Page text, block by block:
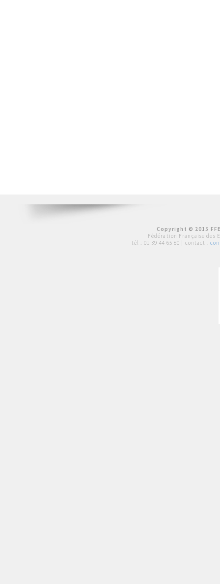
Copyright © 2015
Fédération Française des
tél : 01 39 44 65 80 | contact :